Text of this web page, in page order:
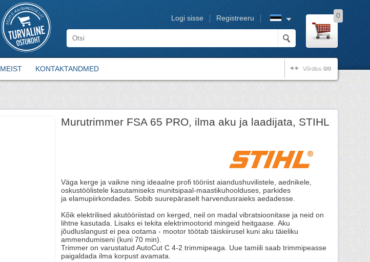
Registreeru
Logi sisse 0
MEIST KONTAKTANDMED Võrdlus 0/0
Murutrimmer FSA 65 PRO, ilma aku ja laadijata, STIHL
Väga kerge ja vaikne ning ideaalne profi tööriist aiandushuvilistele, aednikele,
oskustöölistele kasutamiseks munitsipaal-maastikuhoolduses, parkides
ja elamupiirkondades. Sobib suurepäraselt harvendusraieks aedadesse.
Kõik elektrilised akutööriistad on kerged, neil on madal vibratsioonitase ja neid on
lihtne kasutada. Lisaks ei tekita elektrimootorid mingeid heitgaase. Aku
jõudluslangust ei pea ootama - mootor töötab täiskiirusel kuni aku täieliku
ammendumiseni (kuni 70 min).
Trimmer on varustatud AutoCut C 4-2 trimmipeaga. Uue tamiili saab trimmipeasse
paigaldada ilma korpust avamata.